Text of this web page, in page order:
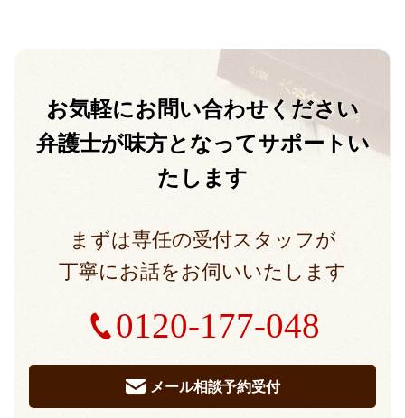
お気軽にお問い合わせください
弁護士が味方となってサポートい
たします
まずは専任の受付スタッフが
丁寧にお話をお伺いいたします
0120-177-048
メール相談予約受付